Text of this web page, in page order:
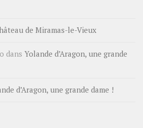
de Miramas-le-Vieux
dans Yolande d’Aragon, une grande
d’Aragon, une grande dame !